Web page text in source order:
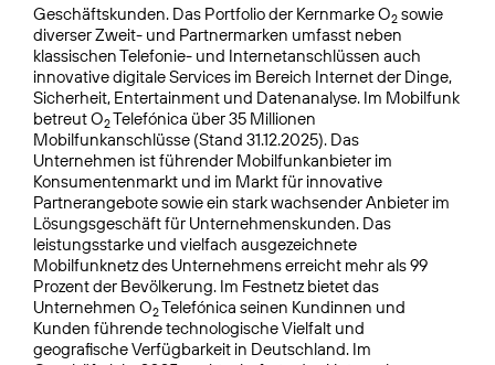
Geschäftskunden. Das Portfolio der Kernmarke O2 sowie
diverser Zweit- und Partnermarken umfasst neben
klassischen Telefonie- und Internetanschlüssen auch
innovative digitale Services im Bereich Internet der Dinge,
Sicherheit, Entertainment und Datenanalyse. Im Mobilfunk
betreut O2Telefónica über 35 Millionen
Mobilfunkanschlüsse (Stand 31.12.2025). Das
Unternehmen ist führender Mobilfunkanbieter im
Konsumentenmarkt und im Markt für innovative
Partnerangebote sowie ein stark wachsender Anbieter im
Lösungsgeschäft für Unternehmenskunden. Das
leistungsstarke und vielfach ausgezeichnete
Mobilfunknetz des Unternehmens erreicht mehr als 99
Prozent der Bevölkerung. Im Festnetz bietet das
Unternehmen O2Telefónica seinen Kundinnen und
Kunden führende technologische Vielfalt und
geografische Verfügbarkeit in Deutschland. Im